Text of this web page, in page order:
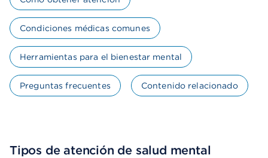
Condiciones médicas comunes
Herramientas para el bienestar mental
Preguntas frecuentes Contenido relacionado
Tipos de atención de salud mental